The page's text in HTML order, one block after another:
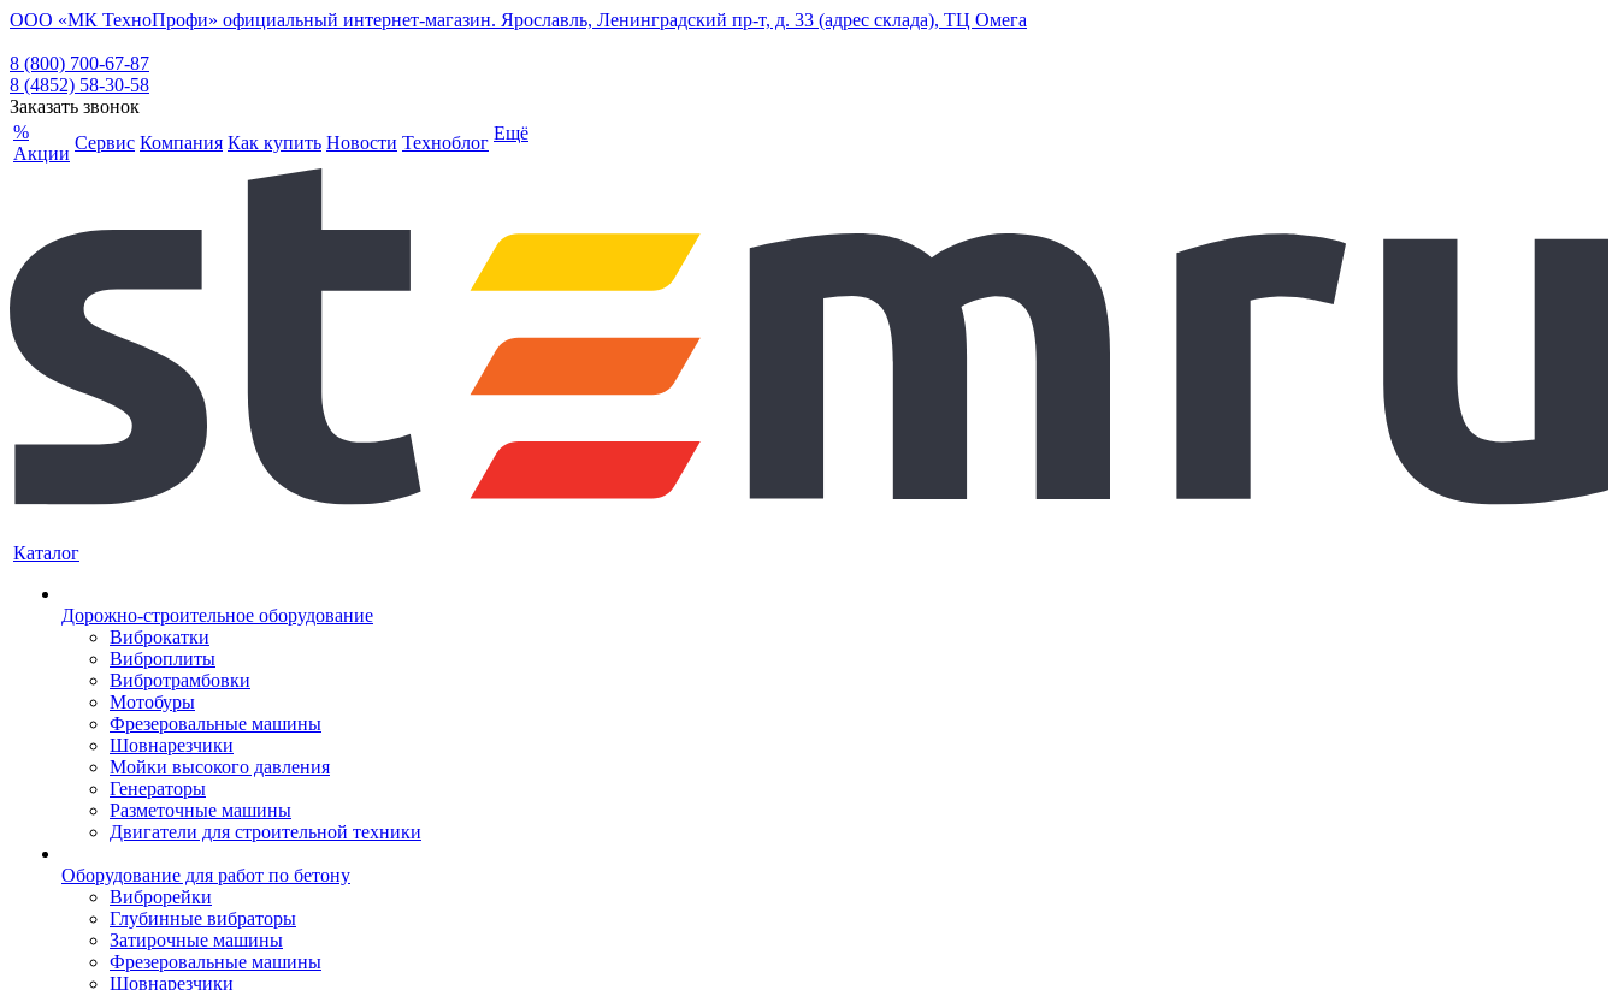
ООО «МК ТехноПрофи» официальный интернет-магазин. Ярославль, Ленинградский пр-т, д. 33 (адрес склада), ТЦ Омега
8 (800) 700-67-87
8 (4852) 58-30-58
Заказать звонок
%
Акции
Сервис Компания Как купить Новости Техноблог Ещё
Каталог
Дорожно-строительное оборудование
Виброкатки
Виброплиты
Вибротрамбовки
Мотобуры
Фрезеровальные машины
Шовнарезчики
Мойки высокого давления
Генераторы
Разметочные машины
Двигатели для строительной техники
Оборудование для работ по бетону
Виброрейки
Глубинные вибраторы
Затирочные машины
Фрезеровальные машины
Шовнарезчики